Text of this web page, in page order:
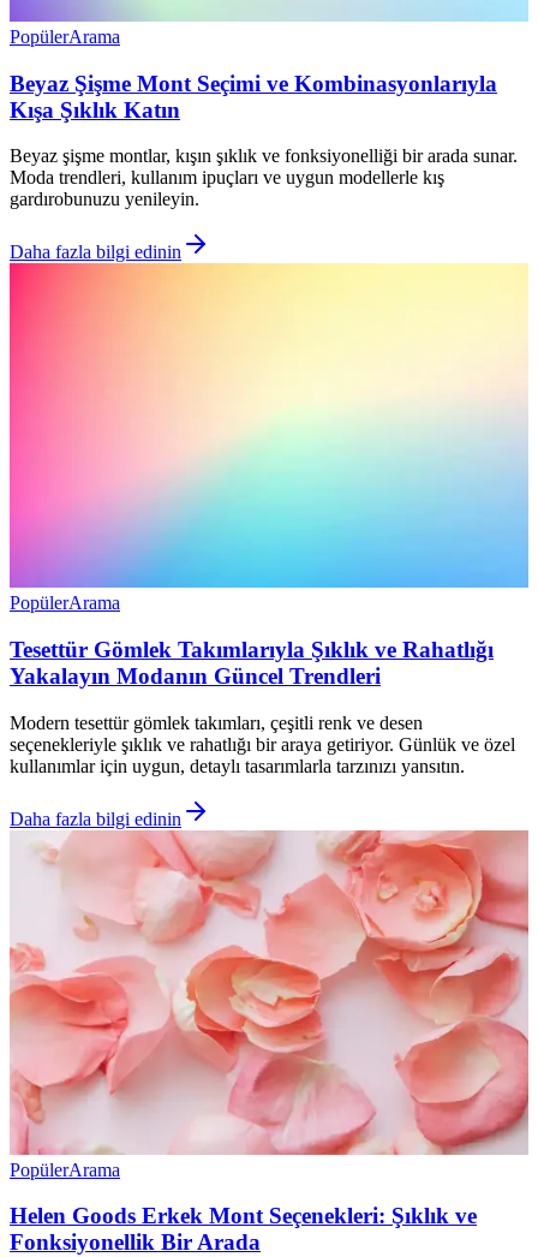
PopülerArama
Beyaz Şişme Mont Seçimi ve Kombinasyonlarıyla
Kışa Şıklık Katın
Beyaz şişme montlar, kışın şıklık ve fonksiyonelliği bir arada sunar.
Moda trendleri, kullanım ipuçları ve uygun modellerle kış
gardırobunuzu yenileyin.
Daha fazla bilgi edinin
PopülerArama
Tesettür Gömlek Takımlarıyla Şıklık ve Rahatlığı
Yakalayın Modanın Güncel Trendleri
Modern tesettür gömlek takımları, çeşitli renk ve desen
seçenekleriyle şıklık ve rahatlığı bir araya getiriyor. Günlük ve özel
kullanımlar için uygun, detaylı tasarımlarla tarzınızı yansıtın.
Daha fazla bilgi edinin
PopülerArama
Helen Goods Erkek Mont Seçenekleri: Şıklık ve
Fonksiyonellik Bir Arada